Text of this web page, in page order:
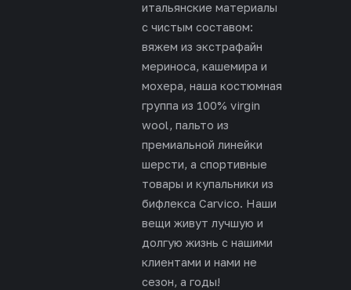
итальянские материалы
с чистым составом:
вяжем из экстрафайн
мериноса, кашемира и
мохера, наша костюмная
группа из 100% virgin
wool, пальто из
премиальной линейки
шерсти, а спортивные
товары и купальники из
бифлекса Carvico. Наши
вещи живут лучшую и
долгую жизнь с нашими
клиентами и нами не
сезон, а годы!